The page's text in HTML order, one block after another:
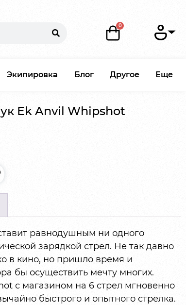
Экипировка Блог Другое Еще
Ek Anvil Whipshot
равнодушным ни одного
зарядкой стрел. Не так давно
в кино, но пришло время и
бы осуществить мечту многих.
с магазином на 6 стрел мгновенно
быстрого и опытного стрелка.